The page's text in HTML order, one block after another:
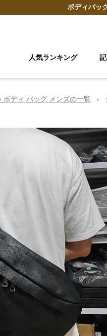
ボディバッ
人気ランキング
ボディ バッグ メンズの一覧 ›